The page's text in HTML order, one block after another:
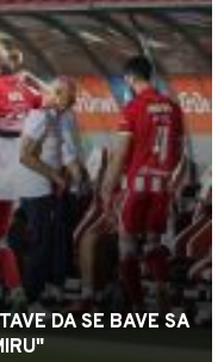
DA SE BAVE SA